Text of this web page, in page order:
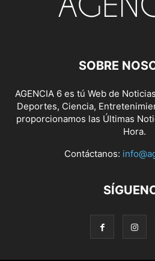
SOBRE
AGENCIA 6 es tú Web de
Deportes, Ciencia,
proporcionamos las Últimas
Hora.
Contáctanos: